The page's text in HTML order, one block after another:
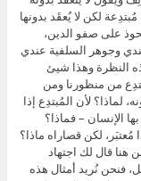
لكن لا يُعقَد بدونها
على صفو الدين،
وجوهر السلفية عندي
النظرة وهذا شيئ
من منظورنا ومن
لماذا؟ لأن المُبتدِع إذا
الإنسان – فماذا؟
مُعتبَر، لكن قصاراه ماذا؟
هنا قال لك اجتهاد
فنحن نُريد أمثال هذه